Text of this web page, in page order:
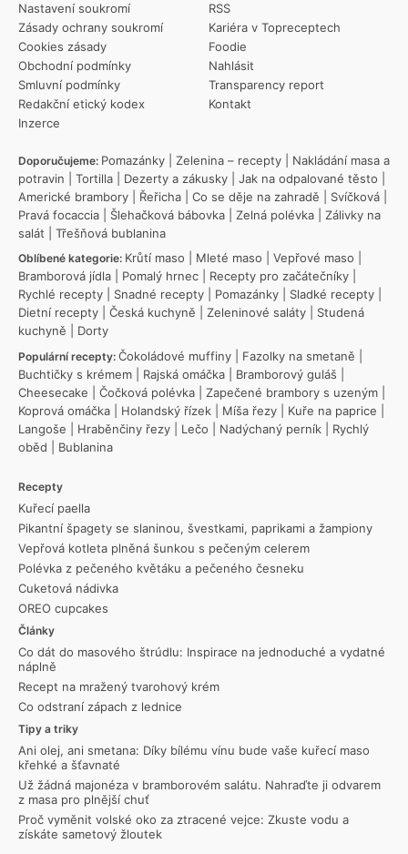
Nastavení soukromí
Zásady ochrany soukromí
Cookies zásady
Obchodní podmínky
Smluvní podmínky
Redakční etický kodex
Inzerce
RSS
Kariéra v Topreceptech
Foodie
Nahlásit
Transparency report
Kontakt
Doporučujeme: Pomazánky Zelenina – recepty
Nakládání masa a
potravin
Tortilla Dezerty a zákusky Jak na odpalované těsto
Americké brambory
Řeřicha Co se děje na zahradě Svíčková
Pravá focaccia
Šlehačková bábovka Zelná polévka
Zálivky na
salát
Třešňová bublanina
Oblíbené kategorie: Krůtí maso Mleté maso Vepřové maso
Bramborová jídla
Pomalý hrnec Recepty pro začátečníky
Rychlé recepty
Snadné recepty Pomazánky Sladké recepty
Dietní recepty
Česká kuchyně Zeleninové saláty
Studená
kuchyně
Dorty
Populární recepty: Čokoládové muffiny Fazolky na smetaně
Buchtičky s krémem
Rajská omáčka Bramborový guláš
Cheesecake
Čočková polévka Zapečené brambory s uzeným
Koprová omáčka
Holandský řízek Míša řezy Kuře na paprice
Langoše
Hraběnčiny řezy Lečo Nadýchaný perník
Rychlý
oběd
Bublanina
Recepty
Kuřecí paella
Pikantní špagety se slaninou, švestkami, paprikami a žampiony
Vepřová kotleta plněná šunkou s pečeným celerem
Polévka z pečeného květáku a pečeného česneku
Cuketová nádivka
OREO cupcakes
Články
Co dát do masového štrúdlu: Inspirace na jednoduché a vydatné
náplně
Recept na mražený tvarohový krém
Co odstraní zápach z lednice
Tipy a triky
Ani olej, ani smetana: Díky bílému vínu bude vaše kuřecí maso
křehké a šťavnaté
Už žádná majonéza v bramborovém salátu. Nahraďte ji odvarem
z masa pro plnější chuť
Proč vyměnit volské oko za ztracené vejce: Zkuste vodu a
získáte sametový žloutek